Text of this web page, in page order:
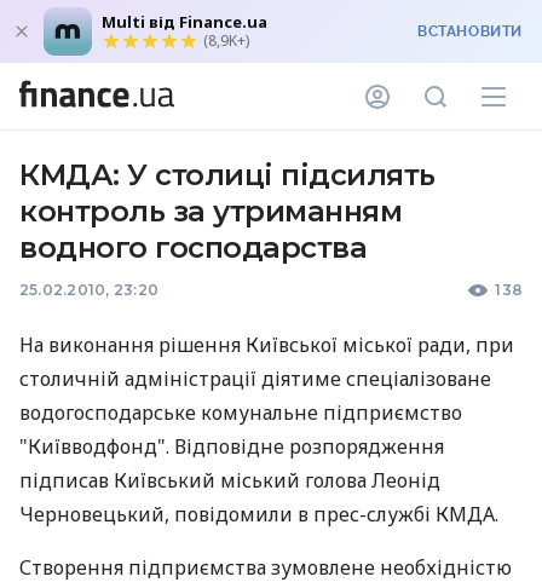
Multi від Finance.ua
(8,9K+) ВСТАНОВИТИ
КМДА: У столиці підсилять
контроль за утриманням
водного господарства
25.02.2010, 23:20 138
На виконання рішення Київської міської ради, при
столичній адміністрації діятиме спеціалізоване
водогосподарське комунальне підприємство
"Київводфонд". Відповідне розпорядження
підписав Київський міський голова Леонід
Черновецький, повідомили в прес-службі КМДА.
Створення підприємства зумовлене необхідністю